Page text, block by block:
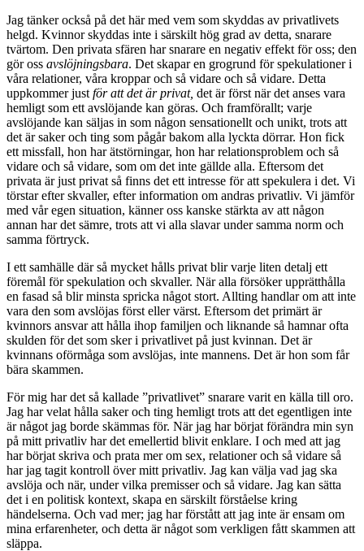
Jag tänker också på det här med vem som skyddas av privatlivets
helgd. Kvinnor skyddas inte i särskilt hög grad av detta, snarare
tvärtom. Den privata sfären har snarare en negativ effekt för oss; den
gör oss avslöjningsbara. Det skapar en grogrund för spekulationer i
våra relationer, våra kroppar och så vidare och så vidare. Detta
uppkommer just för att det är privat, det är först när det anses vara
hemligt som ett avslöjande kan göras. Och framförallt; varje
avslöjande kan säljas in som någon sensationellt och unikt, trots att
det är saker och ting som pågår bakom alla lyckta dörrar. Hon fick
ett missfall, hon har ätstörningar, hon har relationsproblem och så
vidare och så vidare, som om det inte gällde alla. Eftersom det
privata är just privat så finns det ett intresse för att spekulera i det. Vi
törstar efter skvaller, efter information om andras privatliv. Vi jämför
med vår egen situation, känner oss kanske stärkta av att någon
annan har det sämre, trots att vi alla slavar under samma norm och
samma förtryck.
I ett samhälle där så mycket hålls privat blir varje liten detalj ett
föremål för spekulation och skvaller. När alla försöker upprätthålla
en fasad så blir minsta spricka något stort. Allting handlar om att inte
vara den som avslöjas först eller värst. Eftersom det primärt är
kvinnors ansvar att hålla ihop familjen och liknande så hamnar ofta
skulden för det som sker i privatlivet på just kvinnan. Det är
kvinnans oförmåga som avslöjas, inte mannens. Det är hon som får
bära skammen.
För mig har det så kallade ”privatlivet” snarare varit en källa till oro.
Jag har velat hålla saker och ting hemligt trots att det egentligen inte
är något jag borde skämmas för. När jag har börjat förändra min syn
på mitt privatliv har det emellertid blivit enklare. I och med att jag
har börjat skriva och prata mer om sex, relationer och så vidare så
har jag tagit kontroll över mitt privatliv. Jag kan välja vad jag ska
avslöja och när, under vilka premisser och så vidare. Jag kan sätta
det i en politisk kontext, skapa en särskilt förståelse kring
händelserna. Och vad mer; jag har förstått att jag inte är ensam om
mina erfarenheter, och detta är något som verkligen fått skammen att
släppa.